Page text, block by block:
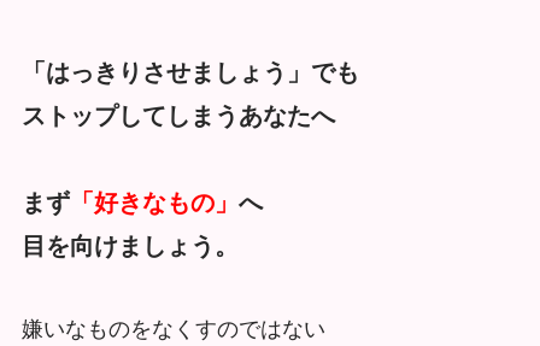
「はっきりさせましょう」でも
ストップしてしまうあなたへ
まず「好きなもの」 へ
目を向けましょう。
嫌いなものをなくすのではない